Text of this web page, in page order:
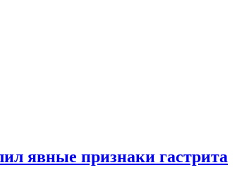
явные признаки гастрита